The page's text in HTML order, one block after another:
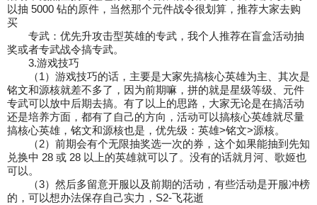
以抽 5000 钻的原件，当然那个元件战令很划算，推荐大家去购
买
专武：优先升攻击型英雄的专武，我个人推荐在盲盒活动抽
奖或者专武战令搞专武。
3.游戏技巧
（1）游戏技巧的话，主要是大家先搞核心英雄为主、其次是
铭文和源核就差不多了，因为前期嘛，拼的就是星级等级、元件
专武可以放中后期去搞。 有了以上的思路，大家无论是在搞活动
还是培养方面，都有了自己的方向，活动可以搞核心英雄就尽量
搞核心英雄，铭文和源核也是，优先级：英雄>铭文>源核。
（2）前期会有个无限抽奖选一次的券，这个如果能抽到先知
兑换中 28 或 28 以上的英雄就可以了。没有的话就月河、歌姬也
可以。
（3）然后多留意开服以及前期的活动，有些活动是开服冲榜
的，可以想办法保存自己实力，S2-飞花逝